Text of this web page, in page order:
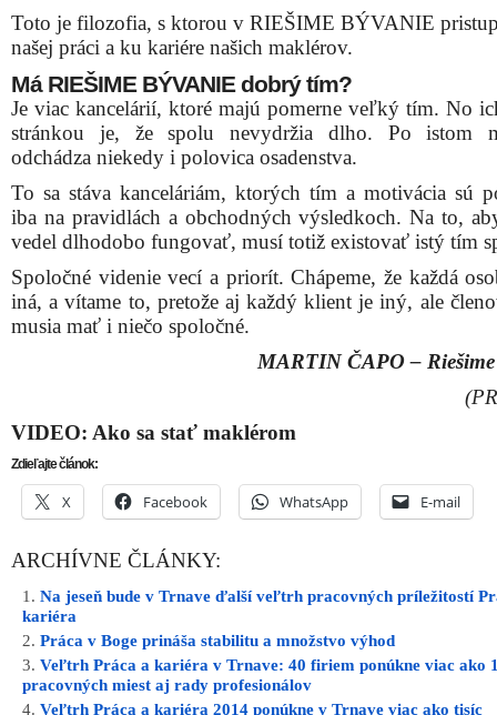
Toto je filozofia, s ktorou v RIEŠIME BÝVANIE
našej práci a ku kariére našich maklérov.
Má RIEŠIME BÝVANIE dobrý tím?
Je viac kancelárií, ktoré majú pomerne veľký tím. No
stránkou je, že spolu nevydržia dlho. Po istom
odchádza niekedy i polovica osadenstva.
To sa stáva kanceláriám, ktorých tím a motivácia sú
iba na pravidlách a obchodných výsledkoch. Na to,
vedel dlhodobo fungovať, musí totiž existovať istý tím
Spoločné videnie vecí a priorít. Chápeme, že každá
iná, a vítame to, pretože aj každý klient je iný, ale
musia mať i niečo spoločné.
MARTIN ČAPO –
VIDEO: Ako sa stať maklérom
Zdieľajte článok:
X Facebook WhatsApp E-mail
ARCHÍVNE ČLÁNKY:
Na jeseň bude v Trnave ďalší veľtrh pracovných príležitostí
kariéra
Práca v Boge prináša stabilitu a množstvo výhod
Veľtrh Práca a kariéra v Trnave: 40 firiem ponúkne viac ako
pracovných miest aj rady profesionálov
Veľtrh Práca a kariéra 2014 ponúkne v Trnave viac ako tisíc